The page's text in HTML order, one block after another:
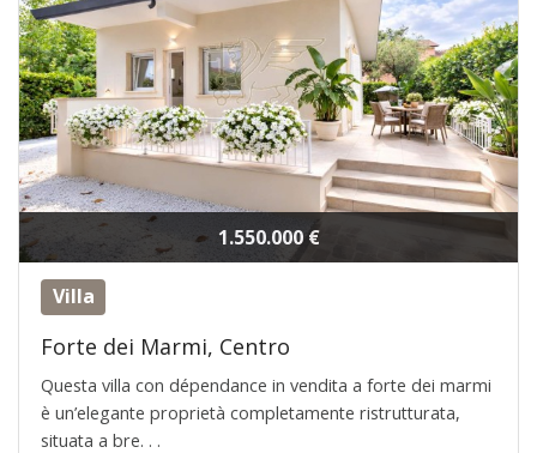
1.550.000 €
Villa
Forte dei Marmi, Centro
Questa villa con dépendance in vendita a forte dei marmi
è un’elegante proprietà completamente ristrutturata,
situata a bre. . .